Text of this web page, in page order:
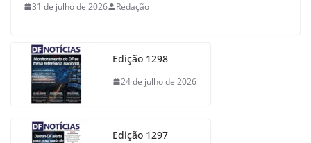
31 de julho de 2026 Redação
Edição 1298
24 de julho de 2026
Edição 1297